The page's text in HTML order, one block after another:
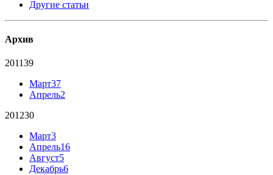
Другие статьи
Архив
201139
Март37
Апрель2
201230
Март3
Апрель16
Август5
Декабрь6